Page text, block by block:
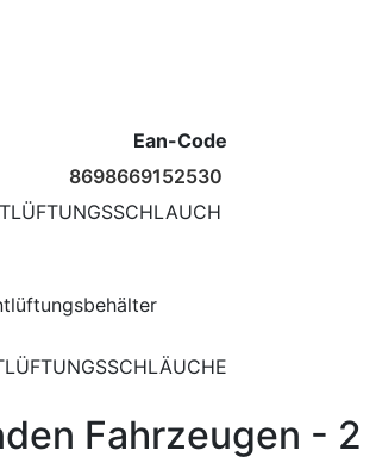
Ean-Code
8698669152530
Fahrzeugen - 2